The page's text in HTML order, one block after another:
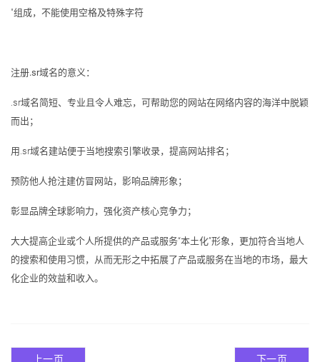
"组成，不能使用空格及特殊字符
注册.sr域名的意义：
.sr域名简短、专业且令人难忘，可帮助您的网站在网络内容的海洋中脱颖
而出；
用.sr域名建站便于当地搜索引擎收录，提高网站排名；
预防他人抢注建仿冒网站，影响品牌形象；
彰显品牌全球影响力，强化资产核心竞争力；
大大提高企业或个人所提供的产品或服务“本土化”形象，更加符合当地人
的搜索和使用习惯，从而无形之中拓展了产品或服务在当地的市场，最大
化企业的效益和收入。
上一页 下一页